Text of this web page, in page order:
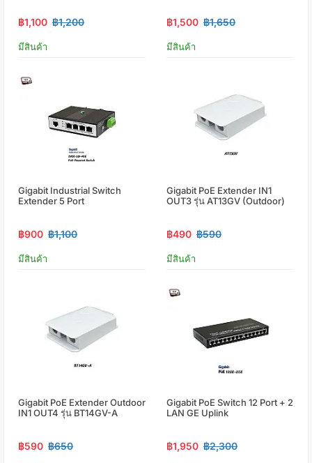
฿1,100 ฿1,200
มีสินค้า
฿1,500 ฿1,650
มีสินค้า
Gigabit Industrial Switch
Extender 5 Port
฿900 ฿1,100
มีสินค้า
Gigabit PoE Extender IN1
OUT3 รุ่น AT13GV (Outdoor)
฿490 ฿590
มีสินค้า
Gigabit PoE Extender Outdoor
IN1 OUT4 รุ่น BT14GV-A
฿590 ฿650
Gigabit PoE Switch 12 Port + 2
LAN GE Uplink
฿1,950 ฿2,300